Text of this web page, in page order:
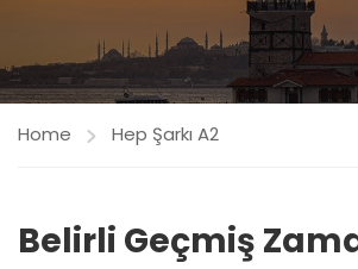
Home Hep Şarkı A2
Belirli Geçmiş